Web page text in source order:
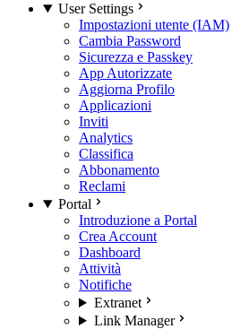
User Settings
Impostazioni utente (IAM)
Cambia Password
Sicurezza e Passkey
App Autorizzate
Aggiorna Profilo
Applicazioni
Inviti
Analytics
Classifica
Abbonamento
Reclami
Portal
Introduzione a Portal
Crea Account
Dashboard
Attività
Notifiche
Extranet
Link Manager